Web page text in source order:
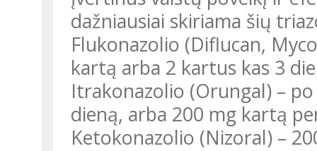
dažniausiai skiriama šių
Flukonazolio (Diflucan,
kartą arba 2 kartus kas 3
Itrakonazolio (Orungal) –
dieną, arba 200 mg kartą
Ketokonazolio (Nizoral) –